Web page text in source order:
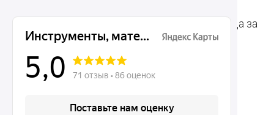
инструменты
Ортопедические
Средства для ухода за